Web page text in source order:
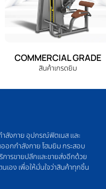
COMMERCIAL GRADE
สินค้าเกรดยิม
ำลังกาย อุปกรณ์ฟิตเนส และ
กกำลังกาย โฮมยิม กระสอบ
ารขายปลีกและขายส่งอีกด้วย
เอง เพื่อให้มั่นใจว่าสินค้าทุกชิ้น